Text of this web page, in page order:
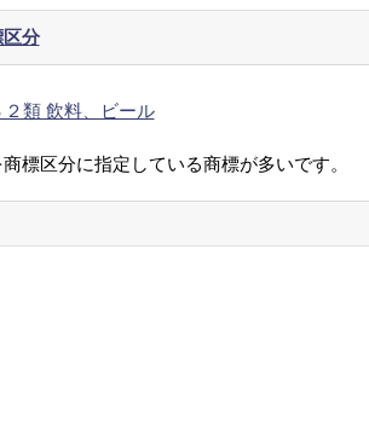
分
２類 飲料、ビール
標区分に指定している商標が多いです。